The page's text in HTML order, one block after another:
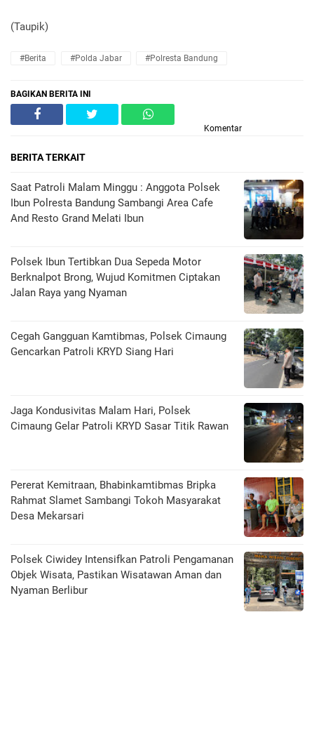
(Taupik)
#Berita #Polda Jabar #Polresta Bandung
BAGIKAN BERITA INI
Komentar
BERITA TERKAIT
Saat Patroli Malam Minggu : Anggota Polsek
Ibun Polresta Bandung Sambangi Area Cafe
And Resto Grand Melati Ibun
Polsek Ibun Tertibkan Dua Sepeda Motor
Berknalpot Brong, Wujud Komitmen Ciptakan
Jalan Raya yang Nyaman
Cegah Gangguan Kamtibmas, Polsek Cimaung
Gencarkan Patroli KRYD Siang Hari
Jaga Kondusivitas Malam Hari, Polsek
Cimaung Gelar Patroli KRYD Sasar Titik Rawan
Pererat Kemitraan, Bhabinkamtibmas Bripka
Rahmat Slamet Sambangi Tokoh Masyarakat
Desa Mekarsari
Polsek Ciwidey Intensifkan Patroli Pengamanan
Objek Wisata, Pastikan Wisatawan Aman dan
Nyaman Berlibur